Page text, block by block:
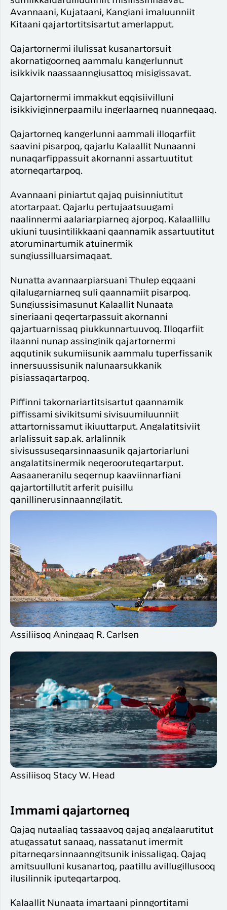
Avannaani, Kujataani, Kangiani imaluunniit
Kitaani qajartortitsisartut amerlapput.
Qajartornermi ilulissat kusanartorsuit
akornatigoorneq aammalu kangerlunnut
isikkivik naassaanngiusattoq misigissavat.
Qajartornermi immakkut eqqisiivilluni
isikkiviginnerpaamilu ingerlaarneq nuanneqaaq.
Qajartorneq kangerlunni aammali illoqarfiit
saavini pisarpoq, qajarlu Kalaallit Nunaanni
nunaqarfippassuit akornanni assartuutitut
atorneqartarpoq.
Avannaani piniartut qajaq puisinniutitut
atortarpaat. Qajarlu pertujaatsuugami
naalinnermi aalariarpiarneq ajorpoq. Kalaallillu
ukiuni tuusintilikkaani qaannamik assartuutitut
atoruminartumik atuinermik
sungiussilluarsimaqaat.
Nunatta avannaarpiarsuani Thulep eqqaani
qilalugarniarneq suli qaannamiit pisarpoq.
Sungiussisimasunut Kalaallit Nunaata
sineriaani qeqertarpassuit akornanni
qajartuarnissaq piukkunnartuuvoq. Illoqarfiit
ilaanni nunap assinginik qajartornermi
aqqutinik sukumiisunik aammalu tuperfissanik
innersuussisunik nalunaarsukkanik
pisiassaqartarpoq.
Piffinni takornariartitsisartut qaannamik
piffissami sivikitsumi sivisuumiluunniit
attartornissamut ikiuuttarput. Angalatitsiviit
arlalissuit sap.ak. arlalinnik
sivisussuseqarsinnaasunik qajartoriarluni
angalatitsinermik neqerooruteqartarput.
Aasaaneranilu seqernup kaaviinnarfiani
qajartortillutit arferit puisillu
qanillinerusinnaanngilatit.
Assiliisoq Aningaaq R. Carlsen
Assiliisoq Stacy W. Head
Immami qajartorneq
Qajaq nutaaliaq tassaavoq qajaq angalaarutitut
atugassatut sanaaq, nassatanut imermit
pitarneqarsinnaanngitsunik inissaligaq. Qajaq
amitsuulluni kusanartoq, paatillu avillugillusooq
ilusilinnik iputeqartarpoq.
Kalaallit Nunaata imartaani pinngortitami